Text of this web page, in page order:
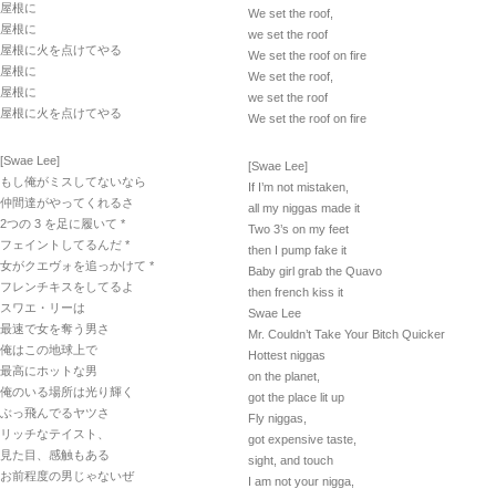
屋根に
屋根に
屋根に火を点けてやる
屋根に
屋根に
屋根に火を点けてやる
[Swae Lee]
もし俺がミスしてないなら
仲間達がやってくれるさ
2つの 3 を足に履いて *
フェイントしてるんだ *
女がクエヴォを追っかけて *
フレンチキスをしてるよ
スワエ・リーは
最速で女を奪う男さ
俺はこの地球上で
最高にホットな男
俺のいる場所は光り輝く
ぶっ飛んでるヤツさ
リッチなテイスト、
見た目、感触もある
お前程度の男じゃないぜ
We set the roof,
we set the roof
We set the roof on fire
We set the roof,
we set the roof
We set the roof on fire
[Swae Lee]
If I’m not mistaken,
all my niggas made it
Two 3’s on my feet
then I pump fake it
Baby girl grab the Quavo
then french kiss it
Swae Lee
Mr. Couldn’t Take Your Bitch Quicker
Hottest niggas
on the planet,
got the place lit up
Fly niggas,
got expensive taste,
sight, and touch
I am not your nigga,